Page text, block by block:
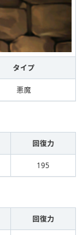
タイプ
悪魔
回復力
195
回復力